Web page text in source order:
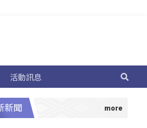
活動訊息
新聞